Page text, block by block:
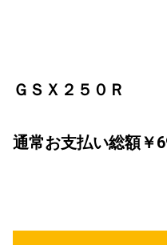
ＧＳＸ２５０Ｒ
通常お支払い総額￥